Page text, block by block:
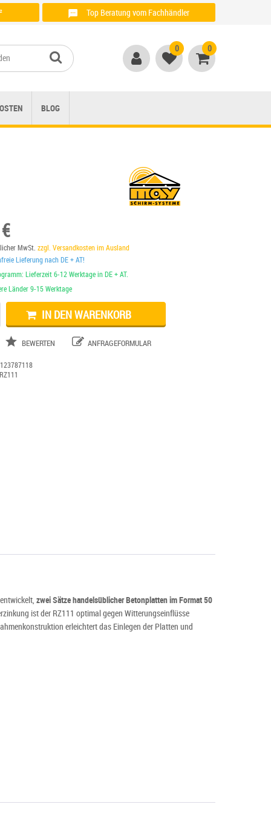
Top Beratung vom Fachhändler
0 0
BLOG
MwSt.zzgl. Versandkosten im Ausland
Lieferung nach DE + AT!
Lieferzeit 6-12 Werktage in DE + AT.
Länder 9-15 Werktage
IN DEN WARENKORB
BEWERTEN ANFRAGEFORMULAR
123787118
RZ111
zwei Sätze handelsüblicher Betonplatten im Format 50
ist der RZ111 optimal gegen Witterungseinflüsse
erleichtert das Einlegen der Platten und